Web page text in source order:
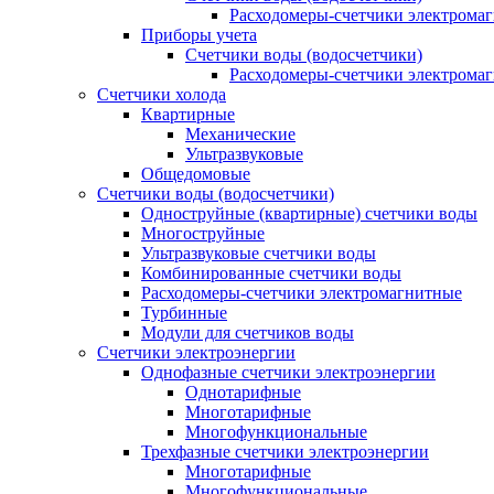
Расходомеры-счетчики
Приборы учета
Счетчики воды (водосчетчики)
Расходомеры-счетчики
Счетчики холода
Квартирные
Механические
Ультразвуковые
Общедомовые
Счетчики воды (водосчетчики)
Одноструйные (квартирные) счетчики воды
Многоструйные
Ультразвуковые счетчики воды
Комбинированные счетчики воды
Расходомеры-счетчики электромагнитные
Турбинные
Модули для счетчиков воды
Счетчики электроэнергии
Однофазные счетчики электроэнергии
Однотарифные
Многотарифные
Многофункциональные
Трехфазные счетчики электроэнергии
Многотарифные